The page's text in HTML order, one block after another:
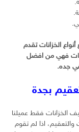
الخزانات تقدم
فهي من افضل
جده.
بجدة
الخزانات فقط عميلنا
اذا لم تقوم